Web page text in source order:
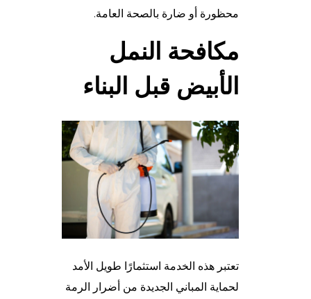
محظورة أو ضارة بالصحة العامة.
مكافحة النمل
الأبيض قبل البناء
تعتبر هذه الخدمة استثمارًا طويل الأمد
لحماية المباني الجديدة من أضرار الرمة